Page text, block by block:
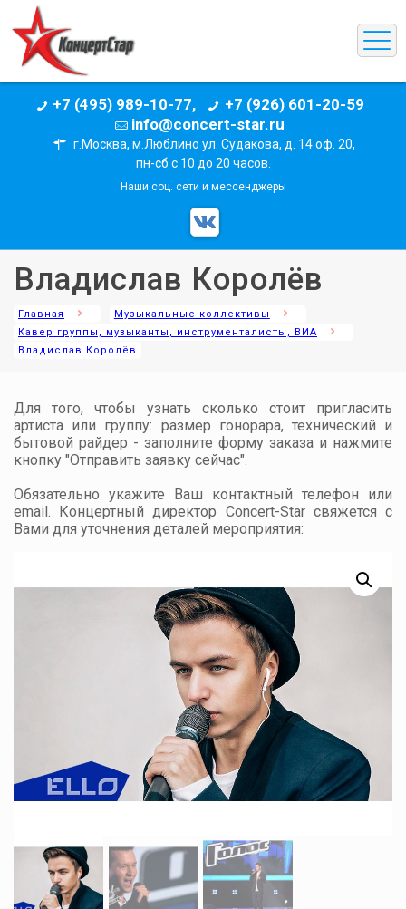
+7 (495) 989-10-77,
+7 (926) 601-20-59
info@concert-star.ru
г.Москва, м.Люблино ул. Судакова, д. 14 оф. 20,
пн-сб с 10 до 20 часов.
Наши соц. сети и мессенджеры
Владислав Королёв
Главная
Музыкальные коллективы
Кавер группы, музыканты, инструменталисты, ВИА
Владислав Королёв
Для того, чтобы узнать сколько стоит пригласить
артиста или группу: размер гонорара, технический и
бытовой райдер - заполните форму заказа и нажмите
кнопку "Отправить заявку сейчас".
Обязательно укажите Ваш контактный телефон или
email. Концертный директор Concert-Star свяжется с
Вами для уточнения деталей мероприятия: